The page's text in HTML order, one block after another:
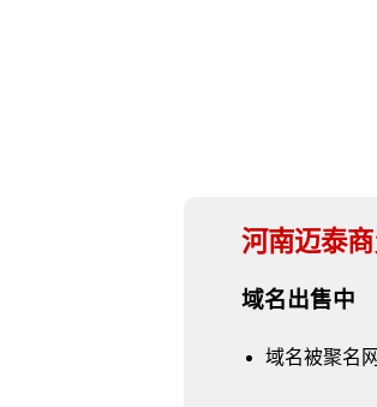
河南迈泰
域名出售中
域名被聚名